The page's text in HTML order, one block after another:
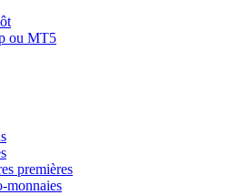
ou MT5
premières
monnaies